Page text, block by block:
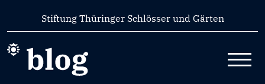
to
content
Stiftung Thüringer Schlösser und Gärten